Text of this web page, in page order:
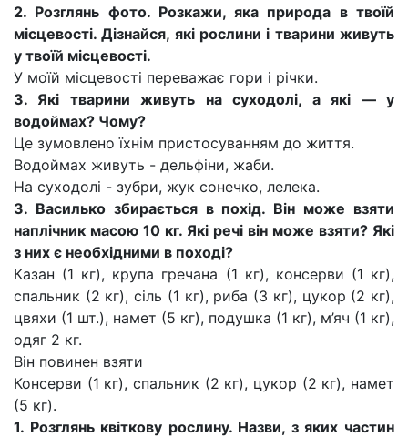
2. Розглянь фото. Розкажи, яка природа в твоїй
місцевості. Дізнайся, які рослини і тварини живуть
у твоїй місцевості.
У моїй місцевості переважає гори і річки.
3. Які тварини живуть на суходолі, а які — у
водоймах? Чому?
Це зумовлено їхнім пристосуванням до життя.
Водоймах живуть - дельфіни, жаби.
На суходолі - зубри, жук сонечко, лелека.
3. Василько збирається в похід. Він може взяти
наплічник масою 10 кг. Які речі він може взяти? Які
з них є необхідними в поході?
Казан (1 кг), крупа гречана (1 кг), консерви (1 кг),
спальник (2 кг), сіль (1 кг), риба (3 кг), цукор (2 кг),
цвяхи (1 шт.), намет (5 кг), подушка (1 кг), м’яч (1 кг),
одяг 2 кг.
Він повинен взяти
Консерви (1 кг), спальник (2 кг), цукор (2 кг), намет
(5 кг).
1. Розглянь квіткову рослину. Назви, з яких частин